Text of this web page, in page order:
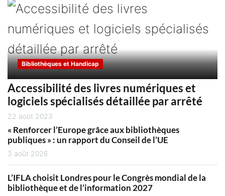
Bibliothèques et Handicap
Accessibilité des livres numériques et
logiciels spécialisés détaillée par arrêté
22 août 2023
« Renforcer l’Europe grâce aux bibliothèques
publiques » : un rapport du Conseil de l’UE
3 août 2026
L’IFLA choisit Londres pour le Congrès mondial de la
bibliothèque et de l’information 2027